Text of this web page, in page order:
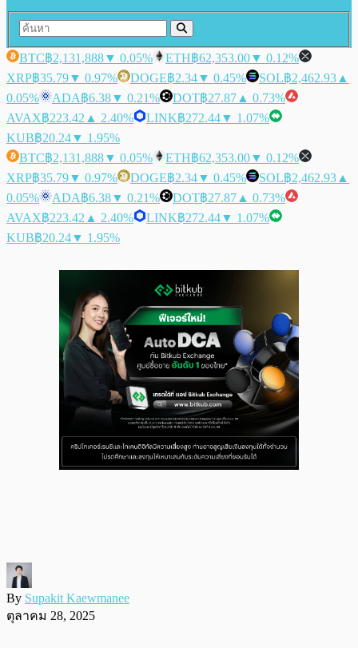
BTC฿2,131,888▼ 0.05% ETH฿62,353.00▼ 0.12%
XRP฿35.79▼ 0.97% DOGE฿2.34▼ 0.45% SOL฿2,462.93 ▲
0.05%
ADA฿6.38▼ 0.21% DOT฿27.87 ▲ 0.73%
AVAX฿223.42 ▲ 2.40% LINK฿272.44▼ 1.07%
KUB฿20.24▼ 1.95%
BTC฿2,131,888▼ 0.05% ETH฿62,353.00▼ 0.12%
XRP฿35.79▼ 0.97% DOGE฿2.34▼ 0.45% SOL฿2,462.93 ▲
0.05%
ADA฿6.38▼ 0.21% DOT฿27.87 ▲ 0.73%
AVAX฿223.42 ▲ 2.40% LINK฿272.44▼ 1.07%
KUB฿20.24▼ 1.95%
By Supakit Kaewmanee
ตุลาคม 28, 2025